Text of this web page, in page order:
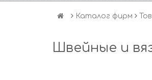
Каталог фирм
Швейные и